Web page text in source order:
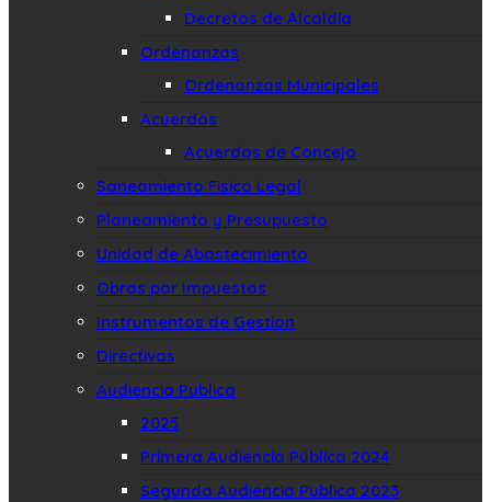
Decretos de Alcaldía
Ordenanzas
Ordenanzas Municipales
Acuerdos
Acuerdos de Concejo
Saneamiento Fisico Legal
Planeamiento y Presupuesto
Unidad de Abastecimiento
Obras por Impuestos
Instrumentos de Gestion
Directivas
Audiencia Publica
2025
Primera Audiencia Pública 2024
Segunda Audiencia Publica 2023